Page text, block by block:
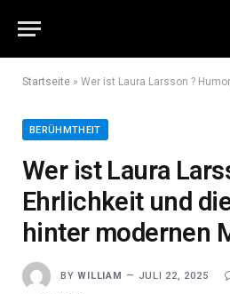
Startseite » Wer ist Laura Larsson ? Humor, Ehrlichkeit
BERÜHMTHEIT
Wer ist Laura
Ehrlichkeit und
hinter modernen
BY WILLIAM JULI 22, 2025